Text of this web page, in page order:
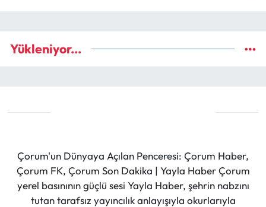
Yükleniyor...
Çorum'un Dünyaya Açılan Penceresi: Çorum Haber,
Çorum FK, Çorum Son Dakika | Yayla Haber Çorum
yerel basınının güçlü sesi Yayla Haber, şehrin nabzını
tutan tarafsız yayıncılık anlayışıyla okurlarıyla